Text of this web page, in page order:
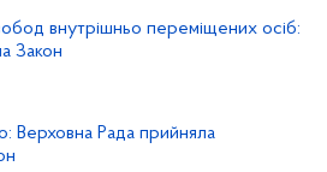
внутрішньо переміщених осіб:
Закон
Верховна Рада прийняла